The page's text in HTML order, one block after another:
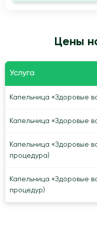
Цены
Услуга
Капельница «Здоровые
Капельница «Здоровые
Капельница «Здоровые
процедура)
Капельница «Здоровые
процедур)